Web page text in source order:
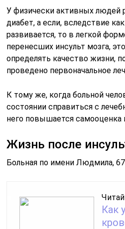
У физически активных людей
диабет, а если, вследствие
развивается, то в легкой
перенесших инсульт мозга,
определять качество жизни,
проведено первоначальное
К тому же, когда больной
состоянии справиться с
него повышается самооценка
Жизнь после
Больная по имени Людмила, 67
Как